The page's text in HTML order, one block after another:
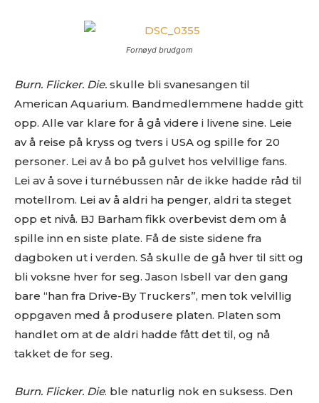
Fornøyd brudgom
Burn. Flicker. Die. skulle bli svanesangen til
American Aquarium. Bandmedlemmene hadde gitt
opp. Alle var klare for å gå videre i livene sine. Leie
av å reise på kryss og tvers i USA og spille for 20
personer. Lei av å bo på gulvet hos velvillige fans.
Lei av å sove i turnébussen når de ikke hadde råd til
motellrom. Lei av å aldri ha penger, aldri ta steget
opp et nivå. BJ Barham fikk overbevist dem om å
spille inn en siste plate. Få de siste sidene fra
dagboken ut i verden. Så skulle de gå hver til sitt og
bli voksne hver for seg. Jason Isbell var den gang
bare “han fra Drive-By Truckers”, men tok velvillig
oppgaven med å produsere platen. Platen som
handlet om at de aldri hadde fått det til, og nå
takket de for seg.
Burn. Flicker. Die. ble naturlig nok en suksess. Den